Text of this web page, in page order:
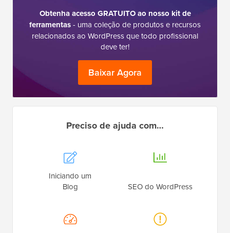
Obtenha acesso GRATUITO ao nosso kit de
ferramentas- uma coleção de produtos e recursos
relacionados ao WordPress que todo profissional
deve ter!
Baixar Agora
Preciso de ajuda com…
Iniciando um
Blog
SEO do WordPress